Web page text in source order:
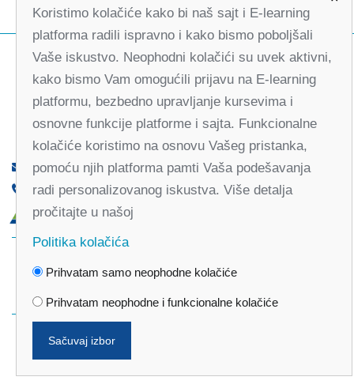
office@partners-serbia.org
(+381 11) 32 31 551, (+381 11) 32 31 552
Kralja Milana 10, 11000 Beograd, Srbija
Politika privatnosti
Koristimo kolačiće kako bi naš sajt i E-learning
platforma radili ispravno i kako bismo poboljšali
Vaše iskustvo. Neophodni kolačići su uvek aktivni,
kako bismo Vam omogućili prijavu na E-learning
platformu, bezbedno upravljanje kursevima i
osnovne funkcije platforme i sajta. Funkcionalne
kolačiće koristimo na osnovu Vašeg pristanka,
pomoću njih platforma pamti Vaša podešavanja
radi personalizovanog iskustva. Više detalja
pročitajte u našoj
Politika kolačića
Prihvatam samo neophodne kolačiće
Prihvatam neophodne i funkcionalne kolačiće
Sačuvaj izbor